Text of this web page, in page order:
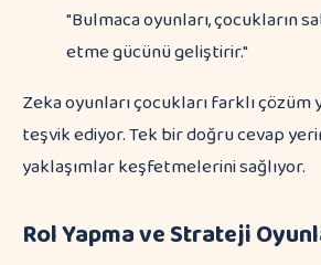
"Bulmaca oyunları, çocukların
etme gücünü geliştirir."
Zeka oyunları çocukları farklı çözüm
teşvik ediyor. Tek bir doğru cevap
yaklaşımlar keşfetmelerini sağlıyor.
Rol Yapma ve Strateji